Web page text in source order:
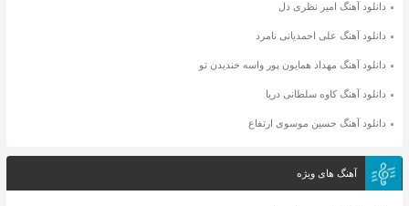
دانلود آهنگ امیر نظری دل
دانلود آهنگ علی احمدیانی نامرد
دانلود آهنگ مهداد همایون پور واسه خندیدن تو
دانلود آهنگ کاوه سلطانی دریا
دانلود آهنگ حسین موسوی ارتفاع
آهنگ های ویژه